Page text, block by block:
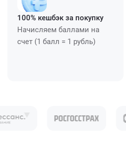
100% кешбэк за покупку
Начисляем баллами на
счет (1 балл = 1 рубль)